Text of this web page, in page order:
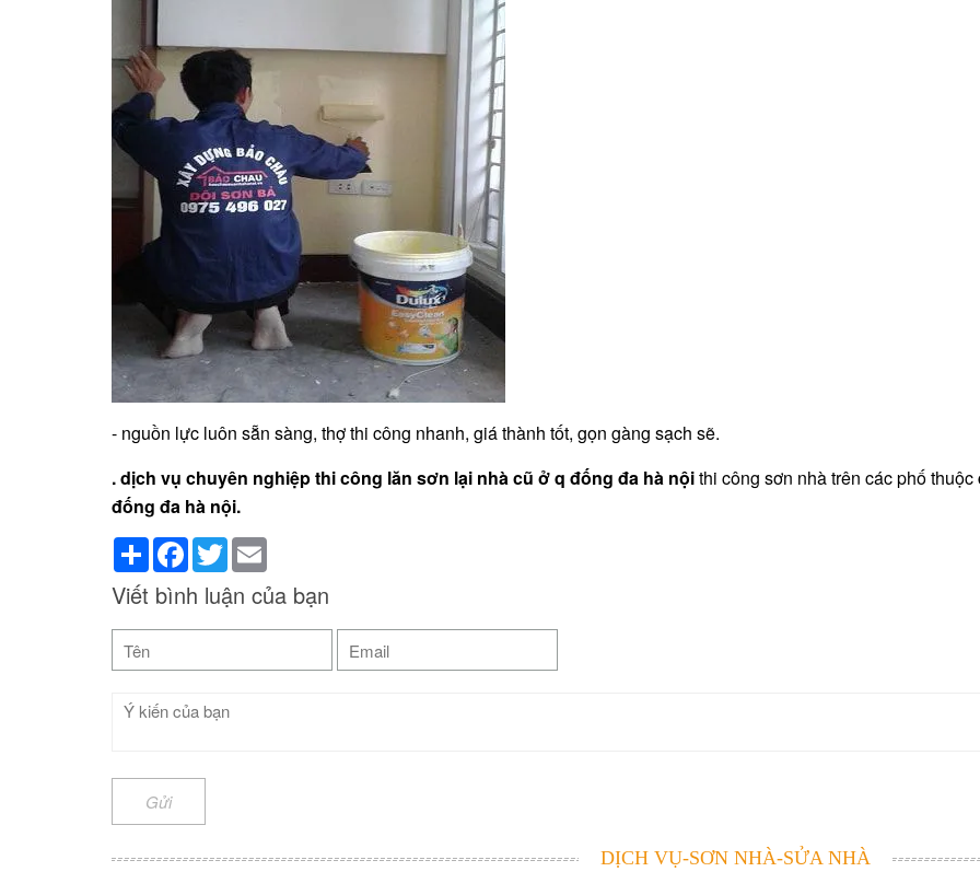
- nguồn lực luôn sẵn sàng, thợ thi công nhanh, giá thành tốt, gọn gàng sạch sẽ.
. dịch vụ chuyên nghiệp thi công lăn sơn lại nhà cũ ở q đống đa hà nộithi công sơn nhà trên các phố thuộc
đống đa hà nội.
ShareFacebook
Twitter
Viết bình luận của bạn
Gửi
DỊCH VỤ-SƠN NHÀ-SỬA NHÀ